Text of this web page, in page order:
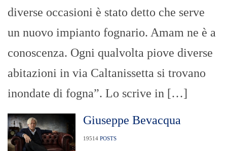
diverse occasioni è stato detto che serve
un nuovo impianto fognario. Amam ne è a
conoscenza. Ogni qualvolta piove diverse
abitazioni in via Caltanissetta si trovano
inondate di fogna”. Lo scrive in […]
Giuseppe Bevacqua
19514 POSTS